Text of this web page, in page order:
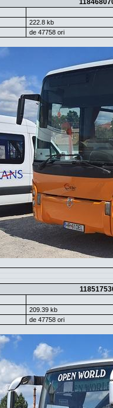
222.8 kb
de 47758 ori
209.39 kb
de 47758 ori